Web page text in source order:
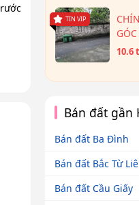
TIN VIP
MỖ
10.6
Bán đất gần
Bán đất Ba Đình
Bán đất Bắc Từ
Bán đất Cầu Giấy